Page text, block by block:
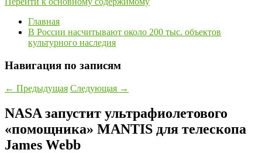
Главная
В России насчитывают около 200 тыс. объектов
культурного наследия
Навигация по записям
← Предыдущая Следующая →
NASA запустит ультрафиолетового
«помощника» MANTIS для телескопа
James Webb